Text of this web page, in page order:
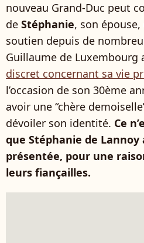
nouveau Grand-Duc peut
de Stéphanie, son
soutien depuis de
Guillaume de Luxembourg
discret concernant sa vie
l’occasion de son 30ème
avoir une “chère
dévoiler son identité. Ce
que Stéphanie de
présentée, pour une
leurs fiançailles.